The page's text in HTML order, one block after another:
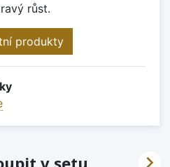
růst.
produkty